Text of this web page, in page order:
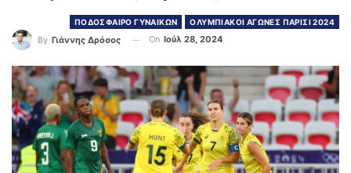
ΠΟΔΟΣΦΑΙΡΟ ΓΥΝΑΙΚΩΝ ΟΛΥΜΠΙΑΚΟΙ ΑΓΩΝΕΣ ΠΑΡΙΣΙ 2024
By Γιάννης Δρόσος On Ιούλ 28, 2024